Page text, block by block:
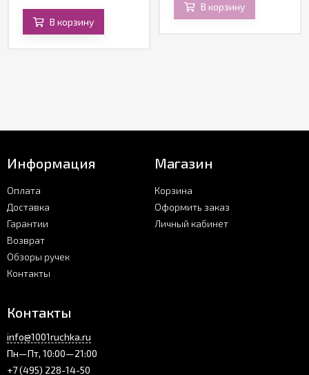
В корзину
В корзину
Информация
Оплата
Доставка
Гарантии
Возврат
Обзоры ручек
Контакты
Магазин
Корзина
Оформить заказ
Личный кабинет
Контакты
info@1001ruchka.ru
Пн—Пт, 10:00—21:00
+7 (495) 228-14-50